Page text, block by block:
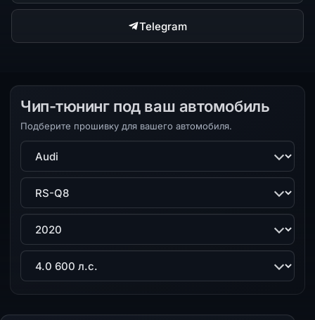
Telegram
Чип-тюнинг под ваш автомобиль
Подберите прошивку для вашего автомобиля.
Марка
Модель
Поколение
Двигатель